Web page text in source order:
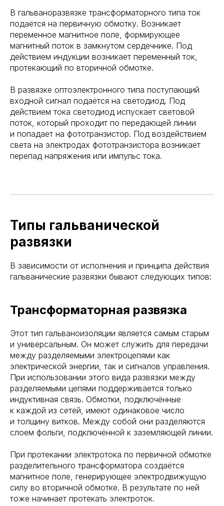
В гальваноразвязке трансформаторного типа ток
подаётся на первичную обмотку. Возникает
переменное магнитное поле, формирующее
магнитный поток в замкнутом сердечнике. Под
действием индукции возникает переменный ток,
протекающий по вторичной обмотке.
В развязке оптоэлектронного типа поступающий
входной сигнал подаётся на светодиод. Под
действием тока светодиод испускает световой
поток, который проходит по передающей линии
и попадает на фототранзистор. Под воздействием
света на электродах фототранзистора возникает
перепад напряжения или импульс тока.
Типы гальванической
развязки
В зависимости от исполнения и принципа действия
гальванические развязки бывают следующих типов:
Трансформаторная развязка
Этот тип гальваноизоляции является самым старым
и универсальным. Он может служить для передачи
между разделяемыми электроцепями как
электрической энергии, так и сигналов управления.
При использовании этого вида развязки между
разделяемыми цепями поддерживается только
индуктивная связь. Обмотки, подключённые
к каждой из сетей, имеют одинаковое число
и толщину витков. Между собой они разделяются
слоем фольги, подключённой к заземляющей линии.
При протекании электротока по первичной обмотке
разделительного трансформатора создаётся
магнитное поле, генерирующее электродвижущую
силу во вторичной обмотке. В результате по ней
тоже начинает протекать электроток.